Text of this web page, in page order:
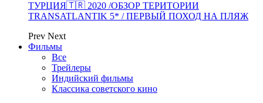
ТУРЦИЯ🇹🇷 2020 /ОБЗОР ТЕРИТОРИИ
TRANSATLANTIK 5* / ПЕРВЫЙ ПОХОД НА ПЛЯЖ
Prev Next
Фильмы
Все
Трейлеры
Индийский фильмы
Классика советского кино